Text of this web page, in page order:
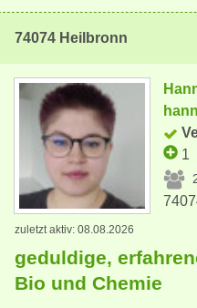
74074 Heilbronn
1
zuletzt aktiv: 08.08.2026
geduldige,
Bio und Chemie